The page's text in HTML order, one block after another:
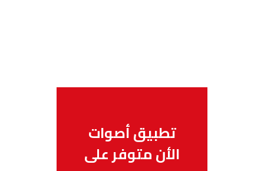
تطبيق أصوات
الأن متوفر على